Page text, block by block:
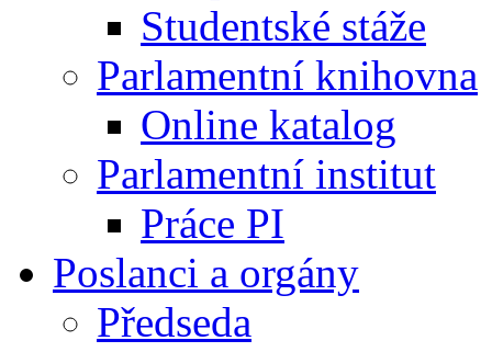
Studentské stáže
Parlamentní knihovna
Online katalog
Parlamentní institut
Práce PI
Poslanci a orgány
Předseda